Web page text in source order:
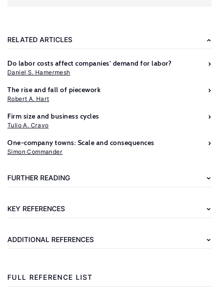
RELATED ARTICLES
Do labor costs affect companies’ demand for labor?
Daniel S. Hamermesh
The rise and fall of piecework
Robert A. Hart
Firm size and business cycles
Tulio A. Cravo
One-company towns: Scale and consequences
Simon Commander
FURTHER READING
KEY REFERENCES
ADDITIONAL REFERENCES
Further
reading
Manning,
Monopsony
in
Labor
FULL REFERENCE LIST